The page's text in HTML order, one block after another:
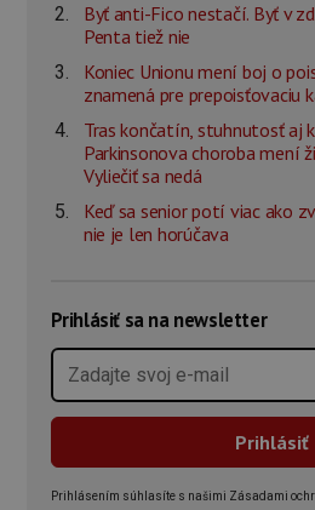
Byť anti-Fico nestačí. Byť v
Penta tiež nie
Koniec Unionu mení boj o
znamená pre prepoisťovaciu
Tras končatín, stuhnutosť aj
Parkinsonova choroba mení
Vyliečiť sa nedá
Keď sa senior potí viac ako
nie je len horúčava
Prihlásiť sa na newsletter
Prihlásením súhlasíte s našimi Zásadami